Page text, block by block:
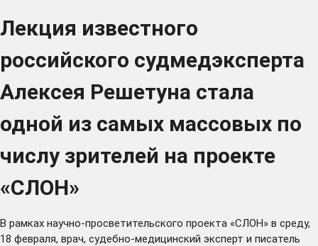
Лекция известного
российского судмедэксперта
Алексея Решетуна стала
одной из самых массовых по
числу зрителей на проекте
«СЛОН»
В рамках научно-просветительского проекта «СЛОН» в среду,
18 февраля, врач, судебно-медицинский эксперт и писатель